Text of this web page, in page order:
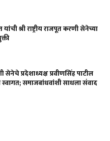
श्री राष्ट्रीय राजपूत करणी सेनेच्या
सेनेचे प्रदेशाध्यक्ष प्रवीणसिंह पाटील
समाजबांधवांशी साधला संवाद